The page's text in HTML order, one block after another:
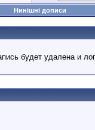
Нинішні дописи
будет удалена и